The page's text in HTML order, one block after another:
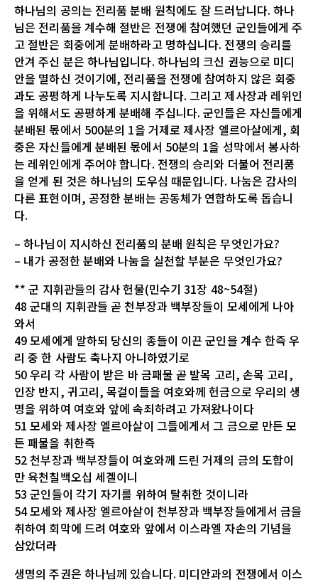
하나님의 공의는 전리품 분배 원칙에도 잘 드러납니다. 하나
님은 전리품을 계수해 절반은 전쟁에 참여했던 군인들에게 주
고 절반은 회중에게 분배하라고 명하십니다. 전쟁의 승리를
안겨 주신 분은 하나님입니다. 하나님의 크신 권능으로 미디
안을 멸하신 것이기에, 전리품을 전쟁에 참여하지 않은 회중
과도 공평하게 나누도록 지시합니다. 그리고 제사장과 레위인
을 위해서도 공평하게 분배해 주십니다. 군인들은 자신들에게
분배된 몫에서 500분의 1을 거제로 제사장 엘르아살에게, 회
중은 자신들에게 분배된 몫에서 50분의 1을 성막에서 봉사하
는 레위인에게 주어야 합니다. 전쟁의 승리와 더불어 전리품
을 얻게 된 것은 하나님의 도우심 때문입니다. 나눔은 감사의
다른 표현이며, 공정한 분배는 공동체가 연합하도록 돕습니
다.
– 하나님이 지시하신 전리품의 분배 원칙은 무엇인가요?
– 내가 공정한 분배와 나눔을 실천할 부분은 무엇인가요?
** 군 지휘관들의 감사 헌물(민수기 31장 48~54절)
48 군대의 지휘관들 곧 천부장과 백부장들이 모세에게 나아
와서
49 모세에게 말하되 당신의 종들이 이끈 군인을 계수 한즉 우
리 중 한 사람도 축나지 아니하였기로
50 우리 각 사람이 받은 바 금패물 곧 발목 고리, 손목 고리,
인장 반지, 귀고리, 목걸이들을 여호와께 헌금으로 우리의 생
명을 위하여 여호와 앞에 속죄하려고 가져왔나이다
51 모세와 제사장 엘르아살이 그들에게서 그 금으로 만든 모
든 패물을 취한즉
52 천부장과 백부장들이 여호와께 드린 거제의 금의 도합이
만 육천칠백오십 세겔이니
53 군인들이 각기 자기를 위하여 탈취한 것이니라
54 모세와 제사장 엘르아살이 천부장과 백부장들에게서 금을
취하여 회막에 드려 여호와 앞에서 이스라엘 자손의 기념을
삼았더라
생명의 주권은 하나님께 있습니다. 미디안과의 전쟁에서 이스